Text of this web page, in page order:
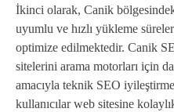
İkinci olarak, Canik
uyumlu ve hızlı yükleme
optimize edilmektedir. Canik
sitelerini arama motorları için
amacıyla teknik SEO
kullanıcılar web sitesine